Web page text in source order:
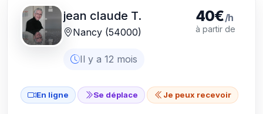
jean claude T.
Nancy (54000)
Il y a 12 mois
40€/h
à partir de
En ligne Se déplace Je peux recevoir